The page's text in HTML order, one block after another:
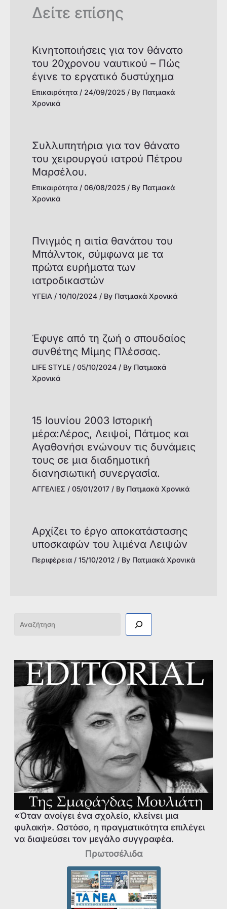
Δείτε επίσης
Κινητοποιήσεις για τον θάνατο
του 20χρονου ναυτικού – Πώς
έγινε το εργατικό δυστύχημα
Επικαιρότητα/ 24/09/2025 / By Πατμιακά
Χρονικά
Συλλυπητήρια για τον θάνατο
του χειρουργού ιατρού Πέτρου
Μαρσέλου.
Επικαιρότητα/ 06/08/2025 / By Πατμιακά
Χρονικά
Πνιγμός η αιτία θανάτου του
Μπάλντοκ, σύμφωνα με τα
πρώτα ευρήματα των
ιατροδικαστών
ΥΓΕΙΑ/ 10/10/2024 / By Πατμιακά Χρονικά
Έφυγε από τη ζωή ο σπουδαίος
συνθέτης Μίμης Πλέσσας.
LIFE STYLE/ 05/10/2024 / By Πατμιακά
Χρονικά
15 Ιουνίου 2003 Ιστορική
μέρα:Λέρος, Λειψοί, Πάτμος και
Αγαθονήσι ενώνουν τις δυνάμεις
τους σε μια διαδημοτική
διανησιωτική συνεργασία.
ΑΓΓΕΛΙΕΣ / 05/01/2017 / By Πατμιακά Χρονικά
Αρχίζει το έργο αποκατάστασης
υποσκαφών του λιμένα Λειψών
Περιφέρεια/ 15/10/2012 / By Πατμιακά Χρονικά
Αναζήτηση
«Όταν ανοίγει ένα σχολείο, κλείνει μια
φυλακή». Ωστόσο, η πραγματικότητα επιλέγει
να διαψεύσει τον μεγάλο συγγραφέα.
Πρωτοσέλιδα